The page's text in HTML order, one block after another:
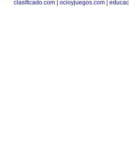
clasificado.com
ocioyjuegos.com